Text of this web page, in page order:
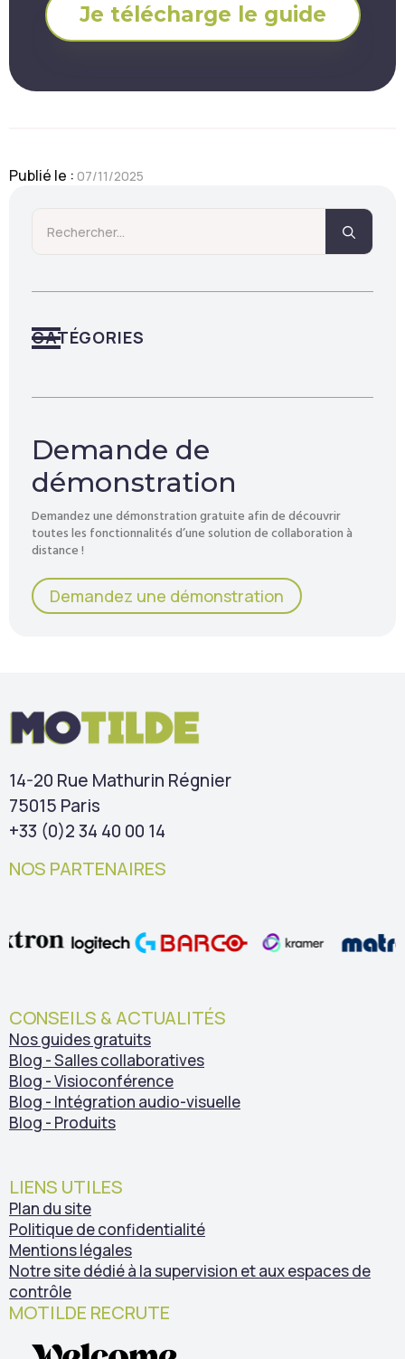
Je télécharge le guide
Publié le : 07/11/2025
CATÉGORIES
Demande de
démonstration
Demandez une démonstration gratuite afin de découvrir
toutes les fonctionnalités d’une solution de collaboration à
distance !
Demandez une démonstration
14-20 Rue Mathurin Régnier
75015 Paris
+33 (0)2 34 40 00 14
NOS PARTENAIRES
CONSEILS & ACTUALITÉS
Nos guides gratuits
Blog - Salles collaboratives
Blog - Visioconférence
Blog - Intégration audio-visuelle
Blog - Produits
LIENS UTILES
Plan du site
Politique de confidentialité
Mentions légales
Notre site dédié à la supervision et aux espaces de
contrôle
MOTILDE RECRUTE